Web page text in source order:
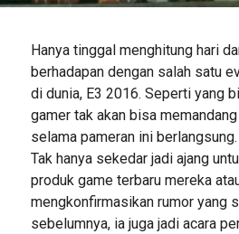
Hanya tinggal menghitung hari
berhadapan dengan salah satu
di dunia, E3 2016. Seperti yang
gamer tak akan bisa
selama pameran ini
Tak hanya sekedar jadi ajang
produk game terbaru mereka
mengkonfirmasikan rumor yang
sebelumnya, ia juga jadi acara